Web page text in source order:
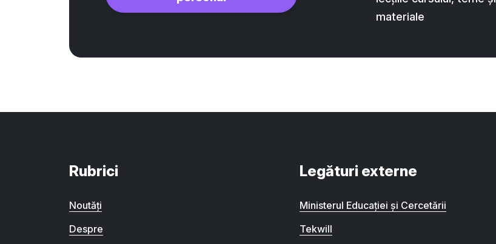
materiale
Rubrici
Noutăți
Despre
Legături externe
Ministerul Educației și Cercetării
Tekwill